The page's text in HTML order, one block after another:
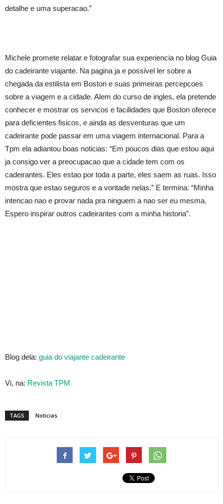
detalhe e uma superacao.”
Michele promete relatar e fotografar sua experiencia no blog Guia
do cadeirante viajante. Na pagina ja e possivel ler sobre a
chegada da estilista em Boston e suas primeiras percepcoes
sobre a viagem e a cidade. Alem do curso de ingles, ela pretende
conhecer e mostrar os servicos e facilidades que Boston oferece
para deficientes fisicos, e ainda as desventuras que um
cadeirante pode passar em uma viagem internacional. Para a
Tpm ela adiantou boas noticias: “Em poucos dias que estou aqui
ja consigo ver a preocupacao que a cidade tem com os
cadeirantes. Eles estao por toda a parte, eles saem as ruas. Isso
mostra que estao seguros e a vontade nelas.” E termina: “Minha
intencao nao e provar nada pra ninguem a nao ser eu mesma.
Espero inspirar outros cadeirantes com a minha historia”.
Blog dela: guia do viajante cadeirante
Vi, na: Revista TPM
TAGS Noticias